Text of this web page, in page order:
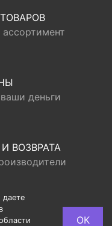
деньги
ВОЗВРАТА
1117746193949,
даете
ОК